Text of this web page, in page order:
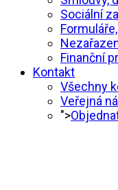
Sociální
Finanční
Kontakt
Všechny
Veřejná
">